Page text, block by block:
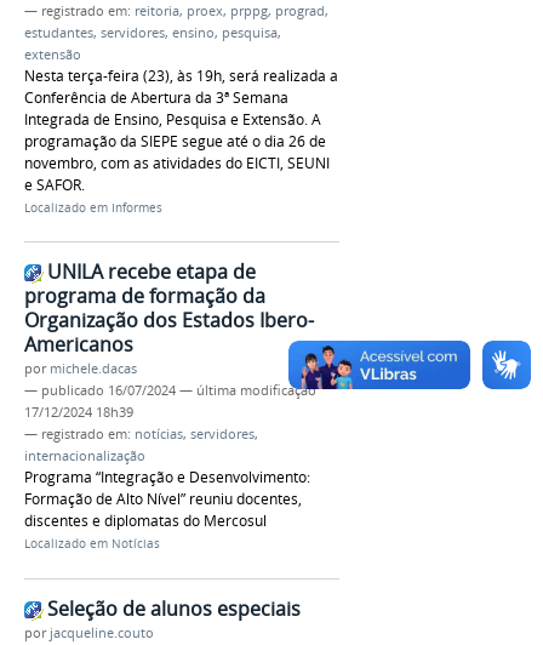
— registrado em: reitoria, proex, prppg, prograd,
estudantes, servidores, ensino, pesquisa,
extensão
Nesta terça-feira (23), às 19h, será realizada a
Conferência de Abertura da 3ª Semana
Integrada de Ensino, Pesquisa e Extensão. A
programação da SIEPE segue até o dia 26 de
novembro, com as atividades do EICTI, SEUNI
e SAFOR.
Localizado em Informes
UNILA recebe etapa de
programa de formação da
Organização dos Estados Ibero-
Americanos
por michele.dacas
— publicado 16/07/2024 — última modificação
17/12/2024 18h39
— registrado em: notícias, servidores,
internacionalização
Programa “Integração e Desenvolvimento:
Formação de Alto Nível” reuniu docentes,
discentes e diplomatas do Mercosul
Localizado em Notícias
Seleção de alunos especiais
por jacqueline.couto